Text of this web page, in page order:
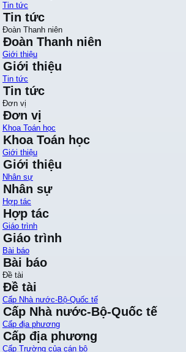
Tin tức
Tin tức
Đoàn Thanh niên
Đoàn Thanh niên
Giới thiệu
Giới thiệu
Tin tức
Tin tức
Đơn vị
Đơn vị
Khoa Toán học
Khoa Toán học
Giới thiệu
Giới thiệu
Nhân sự
Nhân sự
Hợp tác
Hợp tác
Giáo trình
Giáo trình
Bài báo
Bài báo
Đề tài
Đề tài
Cấp Nhà nước-Bộ-Quốc tế
Cấp Nhà nước-Bộ-Quốc tế
Cấp địa phương
Cấp địa phương
Cấp Trường của cán bộ